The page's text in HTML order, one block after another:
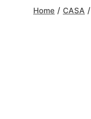
Home / CASA /